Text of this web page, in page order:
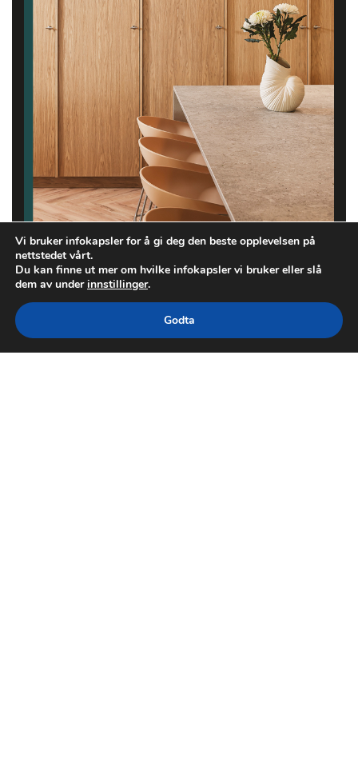
Vi bruker infokapsler for å gi deg den beste opplevelsen på
nettstedet vårt.
Du kan finne ut mer om hvilke infokapsler vi bruker eller slå
dem av underinnstillinger.
Godta